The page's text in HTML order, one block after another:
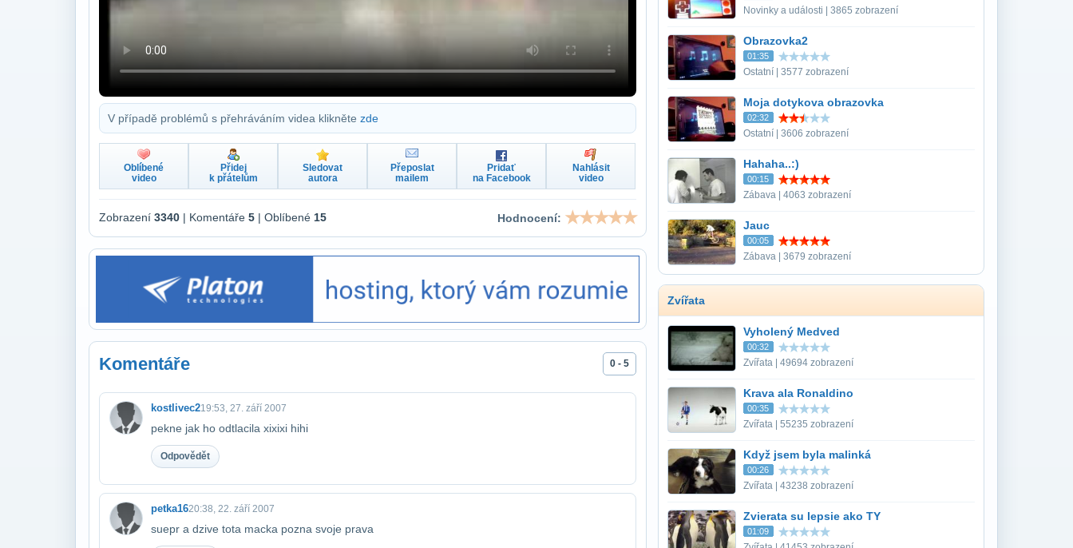
V případě problémů s přehráváním videa klikněte zde
Oblíbené
video
Přidej
k přátelům
Sledovat
autora
Přeposlat
mailem
Pridať
na Facebook
Nahlásit
video
Zobrazení 3340 | Komentáře 5 | Oblíbené 15 Hodnocení:
Komentáře 0 - 5
kostlivec219:53, 27. září 2007
pekne jak ho odtlacila xixixi hihi
Odpovědět
petka1620:38, 22. září 2007
suepr a dzive tota macka pozna svoje prava
Novinky a události | 3865 zobrazení
Obrazovka2
01:35
Ostatní | 3577 zobrazení
Moja dotykova obrazovka
02:32
Ostatní | 3606 zobrazení
Hahaha..:)
00:15
Zábava | 4063 zobrazení
Jauc
00:05
Zábava | 3679 zobrazení
Zvířata
Vyholený Medved
00:32
Zvířata | 49694 zobrazení
Krava ala Ronaldino
00:35
Zvířata | 55235 zobrazení
Když jsem byla malinká
00:26
Zvířata | 43238 zobrazení
Zvierata su lepsie ako TY
01:09